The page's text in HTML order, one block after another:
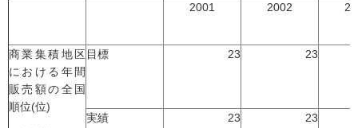
2001 2002
商業集積地区
における年間
販売額の全国
順位(位)
目標 23 23
実績 23 23